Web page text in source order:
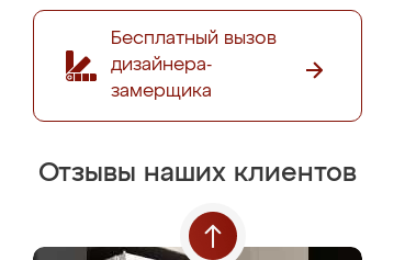
Бесплатный вызов
дизайнера-
замерщика
Отзывы наших клиентов